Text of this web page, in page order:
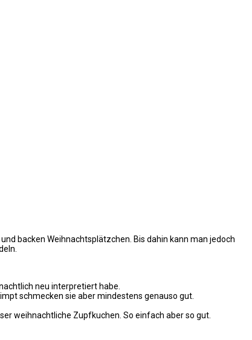
backen Weihnachtsplätzchen. Bis dahin kann man jedoch
neu interpretiert habe.
schmecken sie aber mindestens genauso gut.
weihnachtliche Zupfkuchen. So einfach aber so gut.